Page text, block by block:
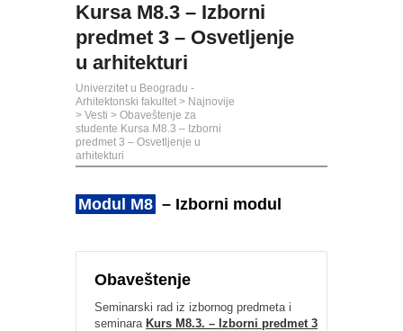
Kursa M8.3 – Izborni
predmet 3 – Osvetljenje
u arhitekturi
Univerzitet u Beogradu -
Arhitektonski fakultet > Najnovije
> Vesti > Obaveštenje za
studente Kursa M8.3 – Izborni
predmet 3 – Osvetljenje u
arhitekturi
Modul M8 – Izborni modul
Obaveštenje
Seminarski rad iz izbornog predmeta i
seminara Kurs M8.3. – Izborni predmet 3